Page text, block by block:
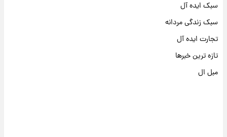
سبک ایده آل
سبک زندگی مردانه
تجارت ایده آل
تازه ترین خبرها
مبل ال